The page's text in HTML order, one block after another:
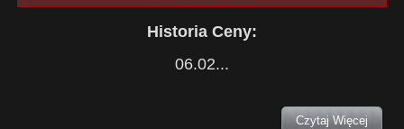
Historia Ceny:
06.02...
Czytaj Więcej